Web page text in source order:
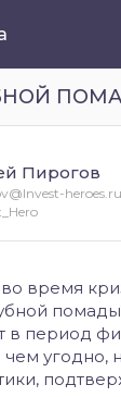
время
период
чем угодно,
Пирогов
heroes.ru